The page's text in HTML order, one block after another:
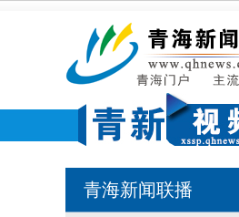
青海新闻联播